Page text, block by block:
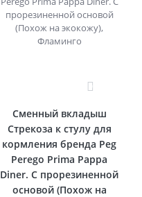
0
Сменный вкладыш
Стрекоза к стулу для
кормления бренда Peg
Perego Prima Pappa
Diner. С прорезиненной
основой (Похож на